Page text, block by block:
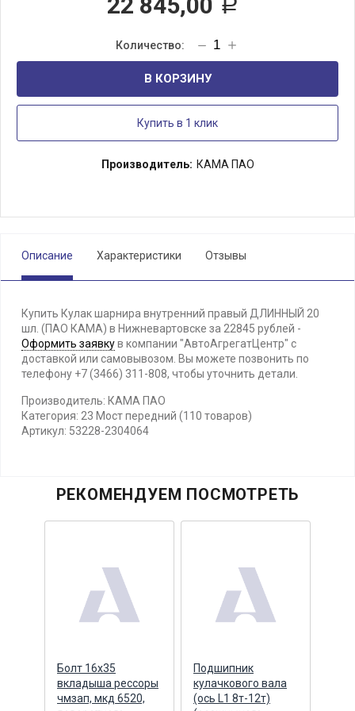
Р
В КОРЗИНУ
Купить в 1 клик
Производитель: КАМА ПАО
Описание Характеристики Отзывы
Купить Кулак шарнира внутренний правый ДЛИННЫЙ 20
шл. (ПАО КАМА) в Нижневартовске за 22845 рублей -
Оформить заявкув компании "АвтоАгрегатЦентр" с
доставкой или самовывозом. Вы можете позвонить по
телефону +7 (3466) 311-808, чтобы уточнить детали.
Производитель: КАМА ПАО
Категория: 23 Мост передний (110 товаров)
Артикул: 53228-2304064
РЕКОМЕНДУЕМ ПОСМОТРЕТЬ
Болт 16х35
вкладыша рессоры
чмзап, мкд 6520,
Подшипник
кулачкового вала
(ось L1 8т-12т)